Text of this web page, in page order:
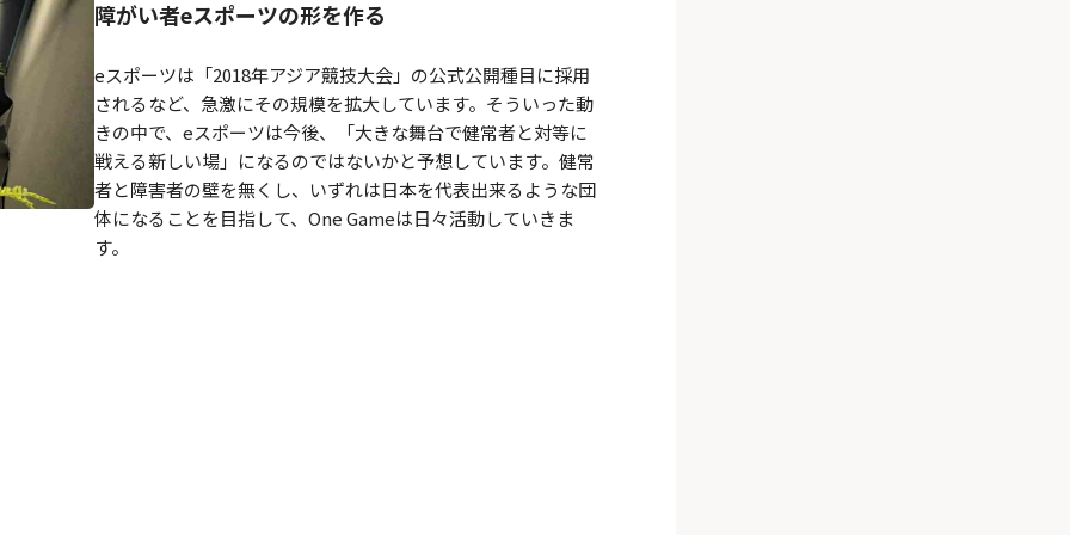
障がい者eスポーツの形を作る
eスポーツは「2018年アジア競技大会」の公式公開種目に採用
されるなど、急激にその規模を拡大しています。そういった動
きの中で、eスポーツは今後、「大きな舞台で健常者と対等に
戦える新しい場」になるのではないかと予想しています。健常
者と障害者の壁を無くし、いずれは日本を代表出来るような団
体になることを目指して、One Gameは日々活動していきま
す。